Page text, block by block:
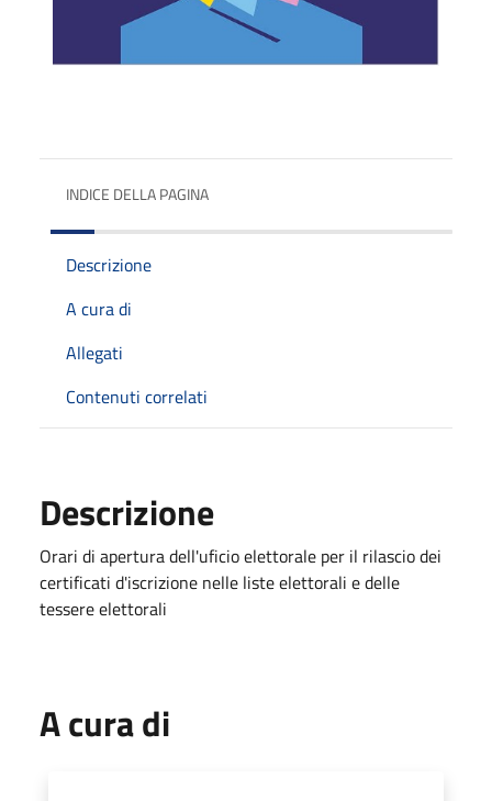
INDICE DELLA PAGINA
Descrizione
A cura di
Allegati
Contenuti correlati
Descrizione
Orari di apertura dell'uficio elettorale per il rilascio dei
certificati d'iscrizione nelle liste elettorali e delle
tessere elettorali
A cura di